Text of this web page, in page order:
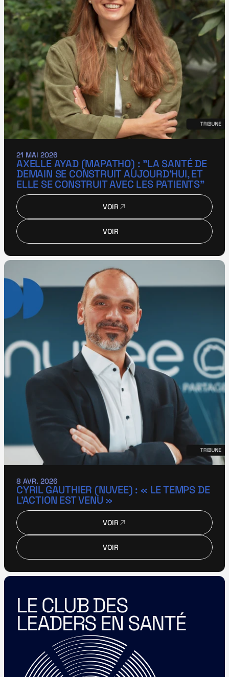
21 MAI 2026
AXELLE AYAD (MAPATHO) : "LA SANTÉ DE
DEMAIN SE CONSTRUIT AUJOURD’HUI, ET
ELLE SE CONSTRUIT AVEC LES PATIENTS"
VOIR
VOIR
8 AVR. 2026
CYRIL GAUTHIER (NUVEE) : « LE TEMPS DE
L’ACTION EST VENU »
VOIR
VOIR
LE CLUB DES
LEADERS EN SANTÉ